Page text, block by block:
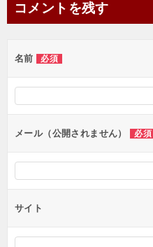
ビ
ー
シ
ン
コメントを残す
名前 必須
メール（公開されません） 必須
サイト